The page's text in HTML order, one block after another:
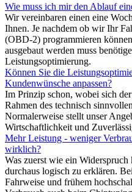
Wie muss ich mir den Ablauf
Wir vereinbaren einen eine
Ihnen. Je nachdem ob wir Ihr
(OBD-2) programmieren
ausgebaut werden muss
Leistungsoptimierung.
Können Sie die
Kundenwünsche anpassen?
Im Prinzip schon, wobei sich
Rahmen des technisch
Normalerweise stellt unser
Wirtschaftlichkeit und
Mehr Leistung - weniger
wirklich?
Was zuerst wie ein
durchaus logisch zu erklären.
Fahrweise und frühem